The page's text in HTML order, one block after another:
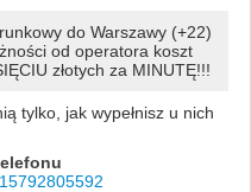
do Warszawy (+22)
od operatora koszt
złotych za MINUTĘ!!!
tylko, jak wypełnisz u nich